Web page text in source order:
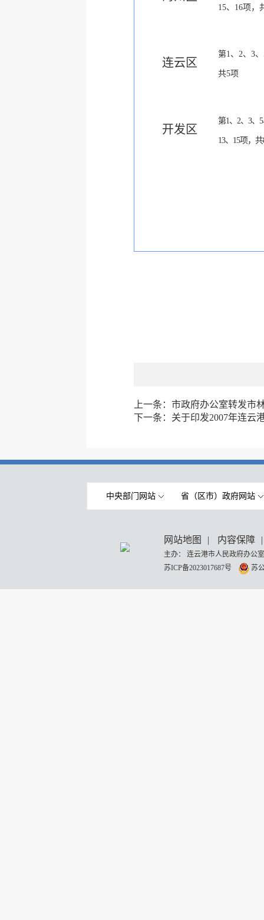
15、 16项，
连云区
第1、 2、 3、
共5项
开发区
第1、 2、 3、 5
13、 15项，共
上一条： 市政府办公室转发市
下一条： 关于印发2007年连云
中央部门网站 省（区市）政府网站
网站地图 | 内容保障 |
主办： 连云港市人民政府办
苏ICP备2023017687号
苏